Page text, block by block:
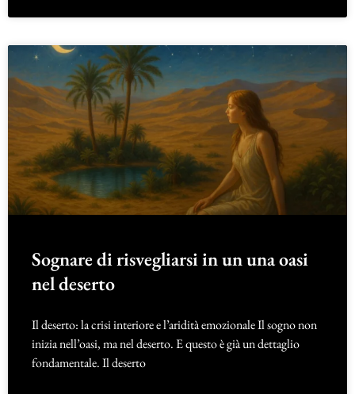
Sognare di risvegliarsi in un una oasi
nel deserto
Il deserto: la crisi interiore e l’aridità emozionale Il sogno non
inizia nell’oasi, ma nel deserto. E questo è già un dettaglio
fondamentale. Il deserto